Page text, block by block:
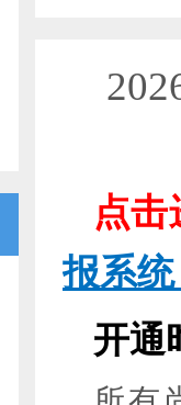
点击
报系
开通